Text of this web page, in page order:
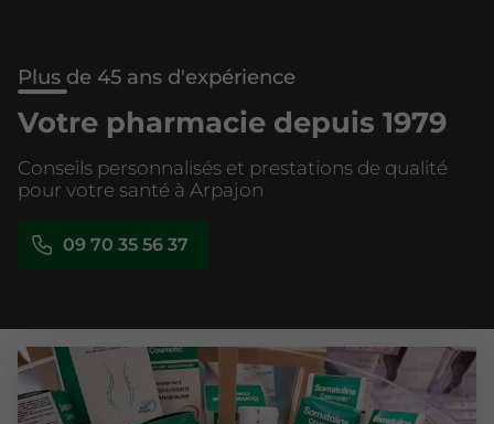
Plus de 45 ans d'expérience
Votre pharmacie depuis 1979
Conseils personnalisés et prestations de qualité
pour votre santé à Arpajon
09 70 35 56 37